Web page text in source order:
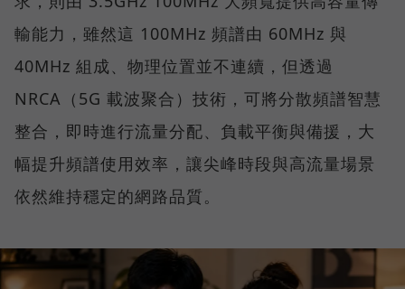
輸能力，雖然這 100MHz 頻譜由 60MHz 與
40MHz 組成、物理位置並不連續，但透過
NRCA（5G 載波聚合）技術，可將分散頻譜智慧
整合，即時進行流量分配、負載平衡與備援，大
幅提升頻譜使用效率，讓尖峰時段與高流量場景
依然維持穩定的網路品質。